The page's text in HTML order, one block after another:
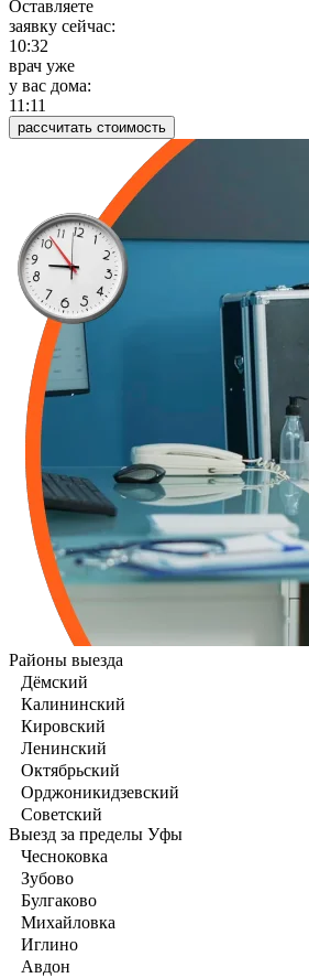
Оставляете
заявку сейчас:
10:32
врач уже
у вас дома:
11:11
рассчитать стоимость
Районы выезда
Дёмский
Калининский
Кировский
Ленинский
Октябрьский
Орджоникидзевский
Советский
Выезд за пределы Уфы
Чесноковка
Зубово
Булгаково
Михайловка
Иглино
Авдон